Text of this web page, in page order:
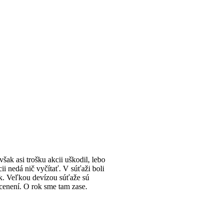
asi trošku akcii uškodil, lebo
nedá nič vyčítať. V súťaži boli
Veľkou devízou súťaže sú
O rok sme tam zase.